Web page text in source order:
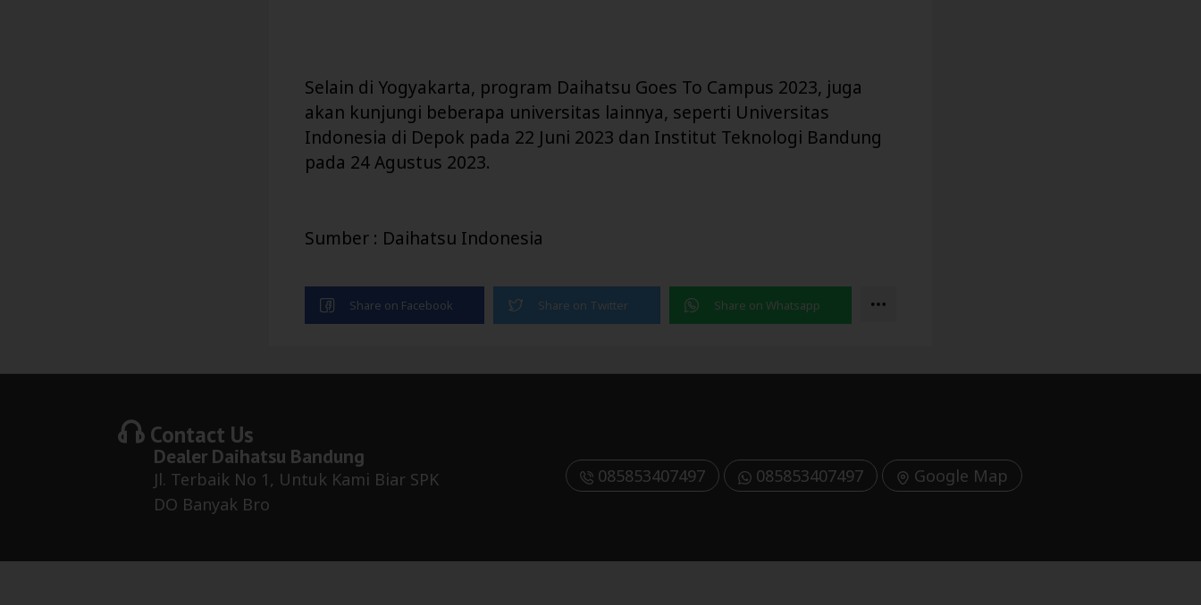
Selain di Yogyakarta, program Daihatsu Goes To Campus 2023, juga
akan kunjungi beberapa universitas lainnya, seperti Universitas
Indonesia di Depok pada 22 Juni 2023 dan Institut Teknologi Bandung
pada 24 Agustus 2023.
Sumber : Daihatsu Indonesia
Contact Us
Dealer Daihatsu Bandung
Jl. Terbaik No 1, Untuk Kami Biar SPK
DO Banyak Bro
085853407497 085853407497 Google Map